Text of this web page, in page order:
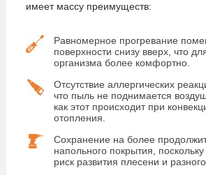
имеет массу преимуществ:
Равномерное прогревание
поверхности снизу вверх, что
организма более комфортно.
Отсутствие аллергических
что пыль не поднимается
как этот происходит при
отопления.
Сохранение на более
напольного покрытия,
риск развития плесени и